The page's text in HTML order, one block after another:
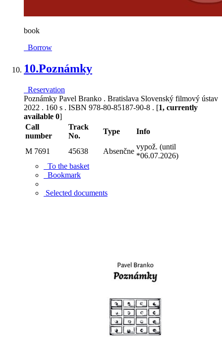
book
Borrow
10.Poznámky
Reservation
Poznámky Pavel Branko . Bratislava Slovenský filmový ústav
2022 . 160 s . ISBN 978-80-85187-90-8 . [1, currently
available 0]
Call
number
Track
No.
Type Info
M 7691 45638 Absenčne
vypož. (until
*06.07.2026)
To the basket
Bookmark
Selected documents